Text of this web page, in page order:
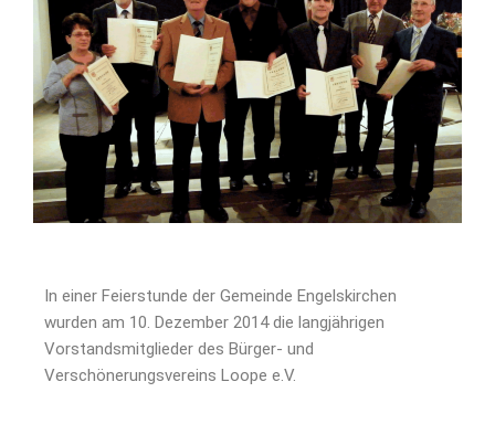
In einer Feierstunde der Gemeinde Engelskirchen
wurden am 10. Dezember 2014 die langjährigen
Vorstandsmitglieder des Bürger- und
Verschönerungsvereins Loope e.V.